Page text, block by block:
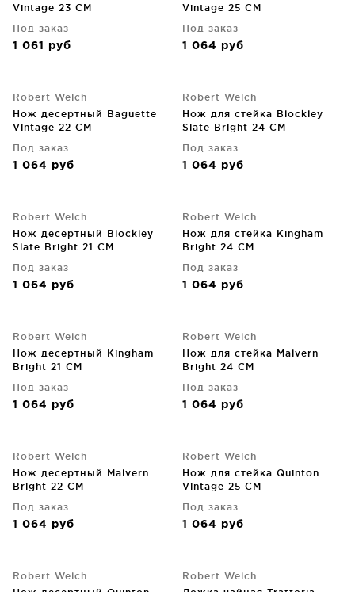
Vintage 23 CM
Под заказ
1 061 руб
Vintage 25 CM
Под заказ
1 064 руб
Robert Welch
Нож десертный Baguette
Vintage 22 CM
Под заказ
1 064 руб
Robert Welch
Нож для стейка Blockley
Slate Bright 24 CM
Под заказ
1 064 руб
Robert Welch
Нож десертный Blockley
Slate Bright 21 CM
Под заказ
1 064 руб
Robert Welch
Нож для стейка Kingham
Bright 24 CM
Под заказ
1 064 руб
Robert Welch
Нож десертный Kingham
Bright 21 CM
Под заказ
1 064 руб
Robert Welch
Нож для стейка Malvern
Bright 24 CM
Под заказ
1 064 руб
Robert Welch
Нож десертный Malvern
Bright 22 CM
Под заказ
1 064 руб
Robert Welch
Нож для стейка Quinton
Vintage 25 CM
Под заказ
1 064 руб
Robert Welch
Robert Welch